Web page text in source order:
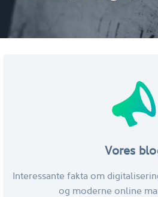
Vores
Interessante fakta om
og moderne online